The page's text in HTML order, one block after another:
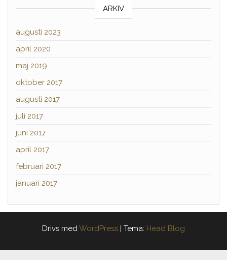
ARKIV
augusti 2023
april 2020
maj 2019
oktober 2017
augusti 2017
juli 2017
juni 2017
april 2017
februari 2017
januari 2017
Drivs medWordPress | Tema: Head Blog